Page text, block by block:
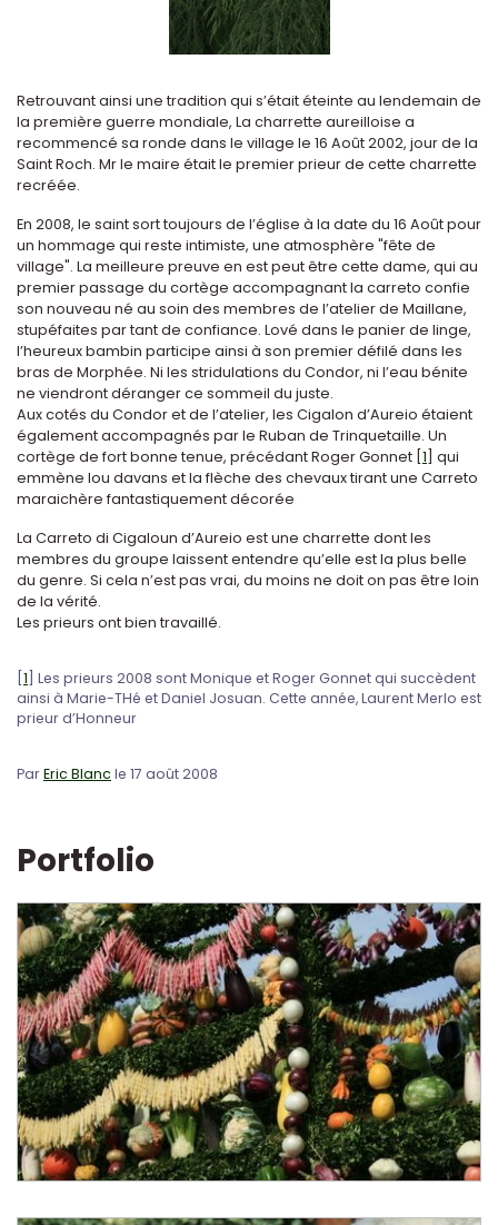
Retrouvant ainsi une tradition qui s’était éteinte au lendemain de
la première guerre mondiale, La charrette aureilloise a
recommencé sa ronde dans le village le 16 Août 2002, jour de la
Saint Roch. Mr le maire était le premier prieur de cette charrette
recréée.
En 2008, le saint sort toujours de l’église à la date du 16 Août pour
un hommage qui reste intimiste, une atmosphère "fête de
village". La meilleure preuve en est peut être cette dame, qui au
premier passage du cortège accompagnant la carreto confie
son nouveau né au soin des membres de l’atelier de Maillane,
stupéfaites par tant de confiance. Lové dans le panier de linge,
l’heureux bambin participe ainsi à son premier défilé dans les
bras de Morphée. Ni les stridulations du Condor, ni l’eau bénite
ne viendront déranger ce sommeil du juste.
Aux cotés du Condor et de l’atelier, les Cigalon d’Aureio étaient
également accompagnés par le Ruban de Trinquetaille. Un
cortège de fort bonne tenue, précédant Roger Gonnet 1 qui
emmène lou davans et la flèche des chevaux tirant une Carreto
maraichère fantastiquement décorée
La Carreto di Cigaloun d’Aureio est une charrette dont les
membres du groupe laissent entendre qu’elle est la plus belle
du genre. Si cela n’est pas vrai, du moins ne doit on pas être loin
de la vérité.
Les prieurs ont bien travaillé.
1 Les prieurs 2008 sont Monique et Roger Gonnet qui succèdent
ainsi à Marie-THé et Daniel Josuan. Cette année, Laurent Merlo est
prieur d’Honneur
ParEric Blanc le 17 août 2008
Portfolio